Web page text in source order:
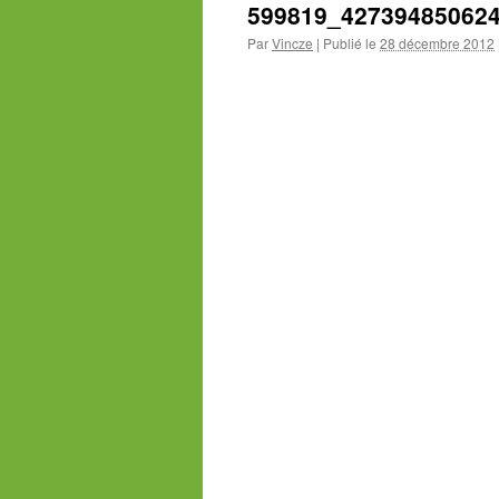
ParVincze | Publié le 28 décembre 2012